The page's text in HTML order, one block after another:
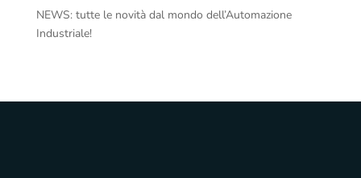
NEWS: tutte le novità dal mondo dell’Automazione
Industriale!